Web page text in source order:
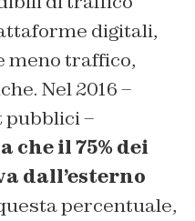
digitali,
meno traffico,
Nel 2016 –
pubblici –
che il 75% dei
dall’esterno
percentuale,